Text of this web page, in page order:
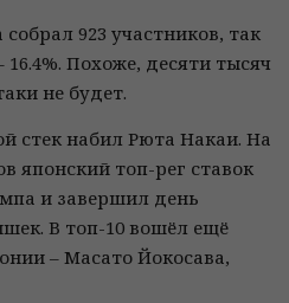
923 участников, так
Похоже, десяти тысяч
не будет.
стек набил Рюта Накаи. На
японский топ-рег ставок
и завершил день
В топ-10 вошёл ещё
– Масато Йокосава,